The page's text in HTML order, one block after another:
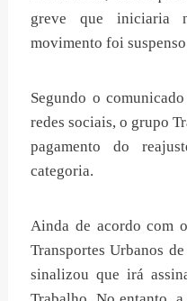
greve que iniciaria
movimento foi
Segundo o
redes sociais, o grupo
pagamento do
categoria.
Ainda de acordo com
Transportes Urbanos
sinalizou que irá